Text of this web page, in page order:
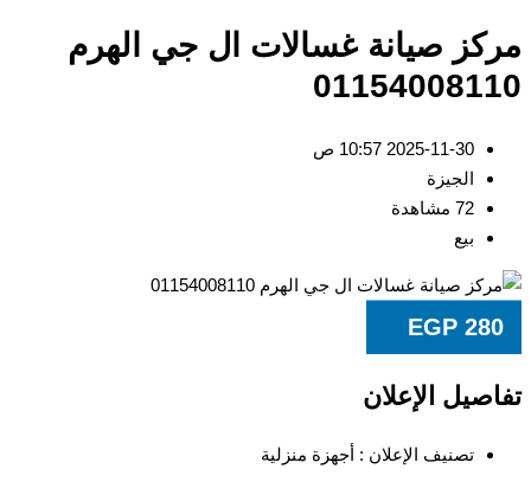
مركز صيانة غسالات ال جي الهرم
01154008110
2025-11-30 10:57 ص
الجيزة
72 مشاهدة
بيع
EGP 280
تفاصيل الإعلان
تصنيف الإعلان : أجهزة منزلية